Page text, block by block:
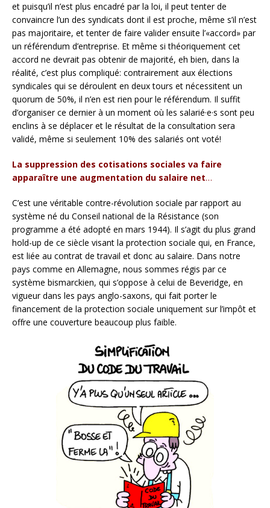
et puisqu’il n’est plus encadré par la loi, il peut tenter de
convaincre l’un des syndicats dont il est proche, même s’il n’est
pas majoritaire, et tenter de faire valider ensuite l’«accord» par
un référendum d’entreprise. Et même si théoriquement cet
accord ne devrait pas obtenir de majorité, eh bien, dans la
réalité, c’est plus compliqué: contrairement aux élections
syndicales qui se déroulent en deux tours et nécessitent un
quorum de 50%, il n’en est rien pour le référendum. Il suffit
d’organiser ce dernier à un moment où les salarié·e·s sont peu
enclins à se déplacer et le résultat de la consultation sera
validé, même si seulement 10% des salariés ont voté!
La suppression des cotisations sociales va faire
apparaître une augmentation du salaire net…
C’est une véritable contre-révolution sociale par rapport au
système né du Conseil national de la Résistance (son
programme a été adopté en mars 1944). Il s’agit du plus grand
hold-up de ce siècle visant la protection sociale qui, en France,
est liée au contrat de travail et donc au salaire. Dans notre
pays comme en Allemagne, nous sommes régis par ce
système bismarckien, qui s’oppose à celui de Beveridge, en
vigueur dans les pays anglo-saxons, qui fait porter le
financement de la protection sociale uniquement sur l’impôt et
offre une couverture beaucoup plus faible.